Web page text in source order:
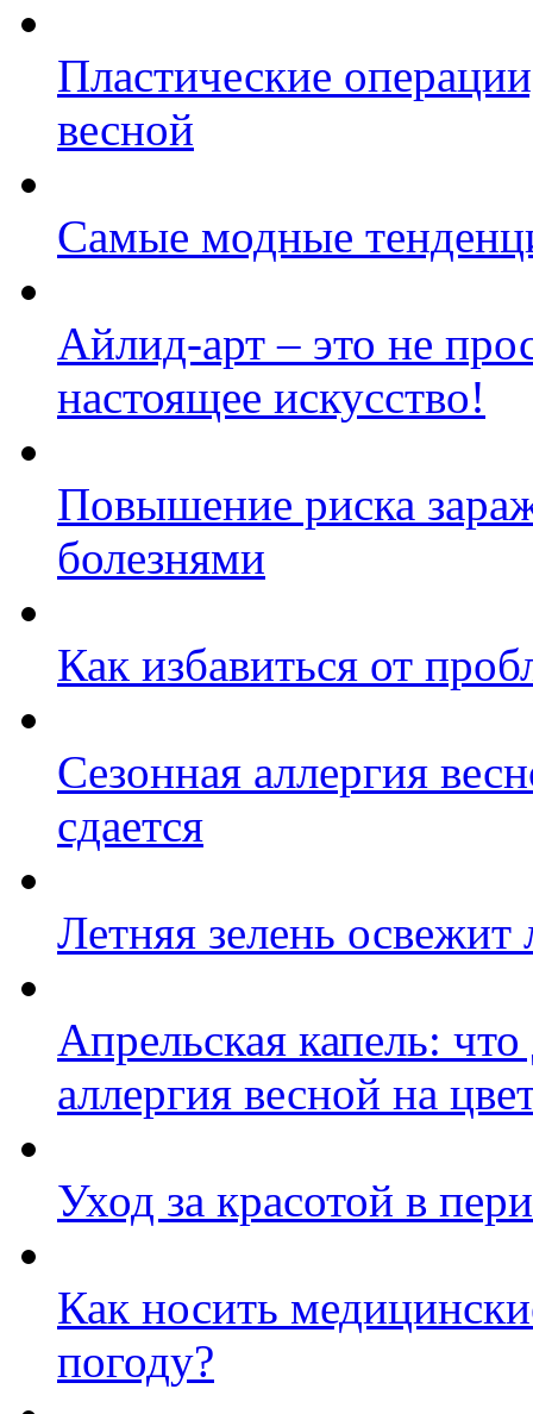
Пластические
весной
Самые модные
Айлид-арт – это не
настоящее искусство!
Повышение риска
болезнями
Как избавиться от
Сезонная аллергия
сдается
Летняя зелень освежит
Апрельская капель:
аллергия весной на
Уход за красотой в
Как носить
погоду?